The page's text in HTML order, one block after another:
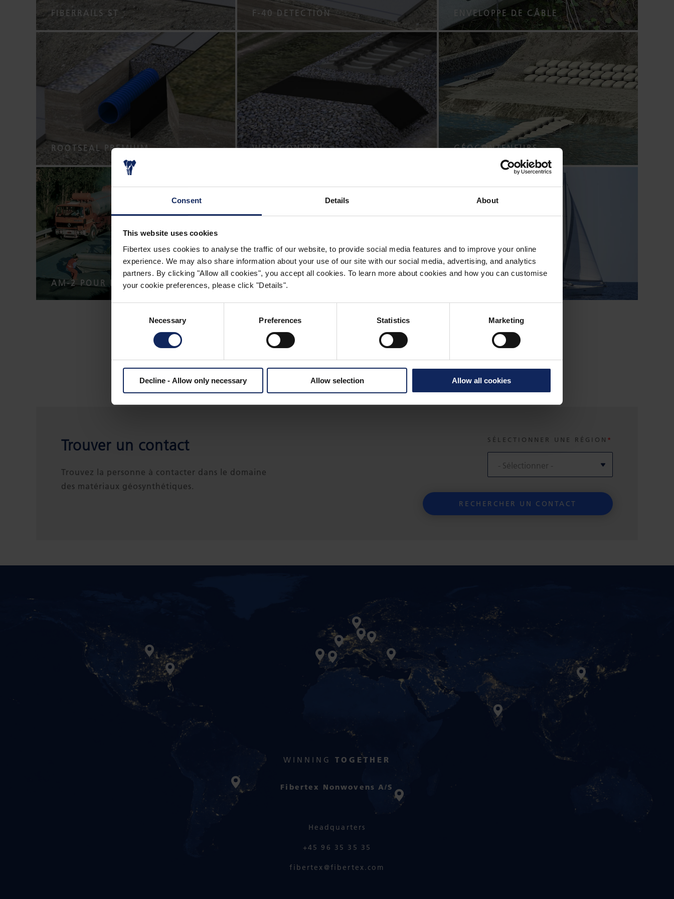
Consent Details About
This website uses cookies
Fibertex uses cookies to analyse the traffic of our website, to provide social media features and to improve your online
experience. We may also share information about your use of our site with our social media, advertising, and analytics
partners. By clicking "Allow all cookies", you accept all cookies. To learn more about cookies and how you can customise
your cookie preferences, please click "Details".
Necessary Preferences Statistics Marketing
Decline - Allow only necessary Allow selection Allow all cookies
FIBERRAILS ST F-40 DETECTION ENVELOPPE DE CÂBLE
ROOTSEAL PREMIUM WEEDCONTROL GÉOCONTENEURS
AM-2 POUR LES ROUTES REVÊTEMENT DE PISCINE
CONTACT
Trouver un contact
Trouvez la personne à contacter dans le domaine
des matériaux géosynthétiques.
SÉLECTIONNER UNE RÉGION
WINNING TOGETHER
Fibertex Nonwovens A/S
Headquarters
+45 96 35 35 35
fibertex@fibertex.com